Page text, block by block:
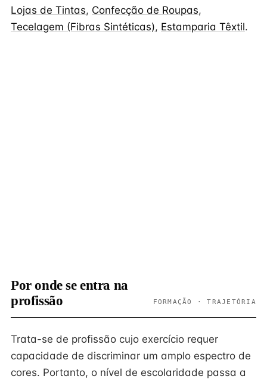
Lojas de Tintas, Confecção de Roupas,
Tecelagem (Fibras Sintéticas), Estamparia Têxtil.
Por onde se entra na
profissão
FORMAÇÃO · TRAJETÓRIA
Trata-se de profissão cujo exercício requer
capacidade de discriminar um amplo espectro de
cores. Portanto, o nível de escolaridade passa a